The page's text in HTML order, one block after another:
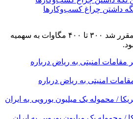
معاون وزیر صمت، گفت: مقرر شد ۳۰۰ تا ۴۰۰ مگاوات به سهمیه
امنیتی به ریاض درباره